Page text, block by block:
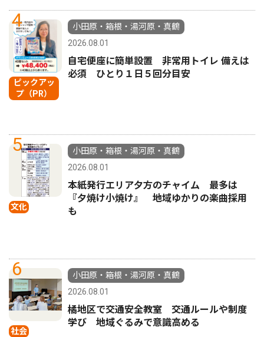
4
ピックアッ
プ（PR）
小田原・箱根・湯河原・真鶴
2026.08.01
自宅便座に簡単設置 非常用トイレ 備えは
必須 ひとり１日５回分目安
5
文化
小田原・箱根・湯河原・真鶴
2026.08.01
本紙発行エリア夕方のチャイム 最多は
『夕焼け小焼け』 地域ゆかりの楽曲採用
も
6
社会
小田原・箱根・湯河原・真鶴
2026.08.01
橘地区で交通安全教室 交通ルールや制度
学び 地域ぐるみで意識高める